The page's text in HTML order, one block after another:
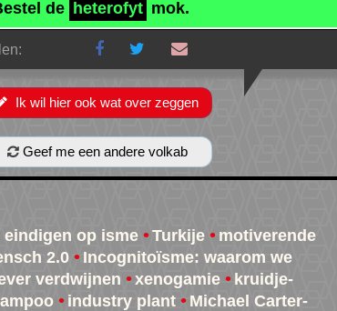
de heterofyt mok.
Ik wil hier ook wat over zeggen
Geef me een andere volkab
op isme Turkije
motiverende
2.0
Incognitoïsme: waarom we
verdwijnen
xenogamie
kruidje-
industry plant
Michael Carter-